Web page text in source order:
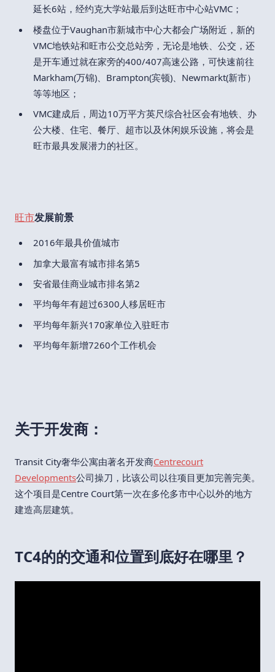
延长6站，经约克大学站最后到达旺市中心站VMC；
楼盘位于Vaughan市新城市中心大都会广场附近，新的
VMC地铁站和旺市公交总站旁，无论是地铁、公交，还
是开车通过就在家旁的400/407高速公路，可快速前往
Markham(万锦)、Brampton(宾顿)、Newmarkt(新市）
等等地区；
VMC建成后，周边10万平方英尺综合社区会有地铁、办
公大楼、住宅、餐厅、超市以及休闲娱乐设施，将会是
旺市最具发展潜力的社区。
旺市发展前景
2016年最具价值城市
加拿大最富有城市排名第5
安省最佳商业城市排名第2
平均每年有超过6300人移居旺市
平均每年新兴170家单位入驻旺市
平均每年新增7260个工作机会
关于开发商：
Transit City奢华公寓由著名开发商Centrecourt
Developments公司操刀，比该公司以往项目更加完善完美。
这个项目是Centre Court第一次在多伦多市中心以外的地方
建造高层建筑。
TC4的的交通和位置到底好在哪里？